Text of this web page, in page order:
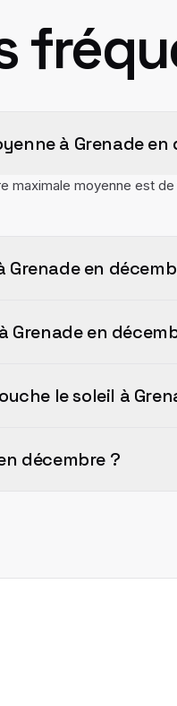
à Grenade en
maximale moyenne est de
en
Grenade en
le soleil à
décembre ?